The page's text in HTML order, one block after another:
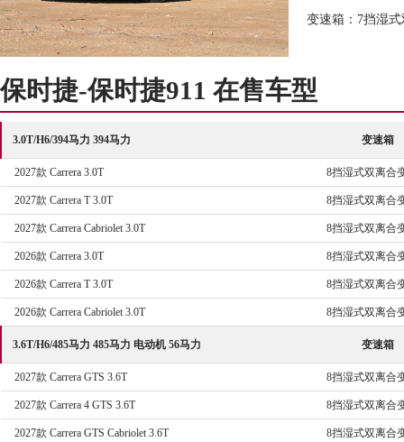
变速箱：7挡湿
保时捷-保时捷911 在售车型
3.0T/H6/394马力 394马力 变速箱
2027款 Carrera 3.0T 8挡湿式双离合
2027款 Carrera T 3.0T 8挡湿式双离合
2027款 Carrera Cabriolet 3.0T 8挡湿式双离合
2026款 Carrera 3.0T 8挡湿式双离合
2026款 Carrera T 3.0T 8挡湿式双离合
2026款 Carrera Cabriolet 3.0T 8挡湿式双离合
3.6T/H6/485马力 485马力 电动机 56马力 变速箱
2027款 Carrera GTS 3.6T 8挡湿式双离合
2027款 Carrera 4 GTS 3.6T 8挡湿式双离合
2027款 Carrera GTS Cabriolet 3.6T 8挡湿式双离合